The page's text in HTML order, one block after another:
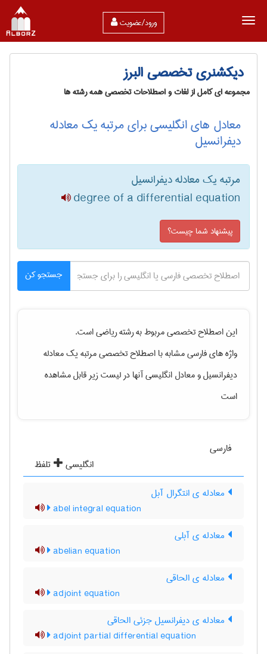
ورود/عضویت
دیکشنری تخصصی البرز
مجموعه ای کامل از لغات و اصطلاحات تخصصی همه رشته ها
معادل های انگلیسی برای مرتبه یک معادله
دیفرانسیل
مرتبه یک معادله دیفرانسیل
degree of a differential equation
پیشنهاد شما چیست؟
جستجو کن
این اصطلاح تخصصی مربوط به رشتهرياضیاست.
واژه های فارسی مشابه با اصطلاح تخصصیمرتبه یک معادله
دیفرانسیلو معادل انگلیسی آنها در لیست زیر قابل مشاهده
است
فارسی
انگلیسی
تلفظ
معادله ی انتگرال آبل
abel integral equation
معادله ی آبلی
abelian equation
معادله ی الحاقی
adjoint equation
معادله ی دیفرانسیل جزئی الحاقی
adjoint partial differential equation